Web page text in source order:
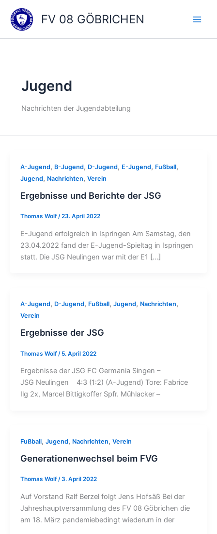
Inhalt
springen
FV 08 GÖBRICHEN
Jugend
Nachrichten der Jugendabteilung
A-Jugend, B-Jugend, D-Jugend, E-Jugend, Fußball,
Jugend, Nachrichten, Verein
Ergebnisse und Berichte der JSG
Thomas Wolf/23. April 2022
E-Jugend erfolgreich in Ispringen Am Samstag, den
23.04.2022 fand der E-Jugend-Spieltag in Ispringen
statt. Die JSG Neulingen war mit der E1 […]
A-Jugend, D-Jugend, Fußball, Jugend, Nachrichten,
Verein
Ergebnisse der JSG
Thomas Wolf / 5. April 2022
Ergebnisse der JSG FC Germania Singen –
JSG Neulingen 4:3 (1:2) (A-Jugend) Tore: Fabrice
Ilg 2x, Marcel Bittigkoffer Spfr. Mühlacker –
Fußball, Jugend, Nachrichten, Verein
Generationenwechsel beim FVG
Thomas Wolf/3. April 2022
Auf Vorstand Ralf Berzel folgt Jens Hofsäß Bei der
Jahreshauptversammlung des FV 08 Göbrichen die
am 18. März pandemiebedingt wiederum in der